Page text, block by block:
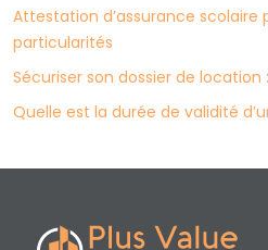
Attestation d’assurance
particularités
Sécuriser son dossier de
Quelle est la durée de validité